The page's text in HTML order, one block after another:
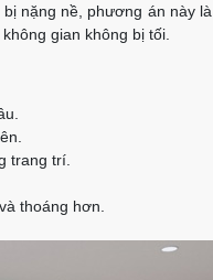
nặng nề, phương án này
gian không bị tối.
trang trí.
thoáng hơn.